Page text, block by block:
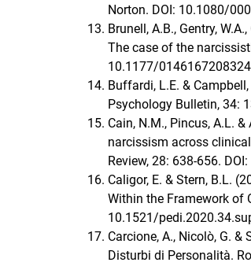
Norton. DOI: 10.1080/
Brunell, A.B., Gentry,
The case of the
10.1177/
Buffardi, L.E. &
Psychology Bulletin, 34:
Cain, N.M., Pincus, A.L.
narcissism across
Review, 28: 638-656.
Caligor, E. & Stern, B.L.
Within the Framework of
10.1521/
Carcione, A., Nicolò, G.
Disturbi di Personalità.